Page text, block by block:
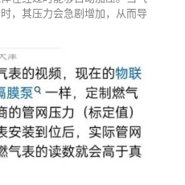
，其压力会急剧增加，从而导